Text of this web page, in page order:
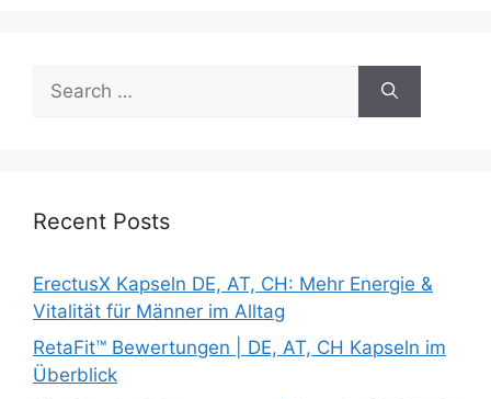
for:
Recent Posts
ErectusX Kapseln DE, AT, CH: Mehr Energie &
Vitalität für Männer im Alltag
RetaFit™ Bewertungen | DE, AT, CH Kapseln im
Überblick